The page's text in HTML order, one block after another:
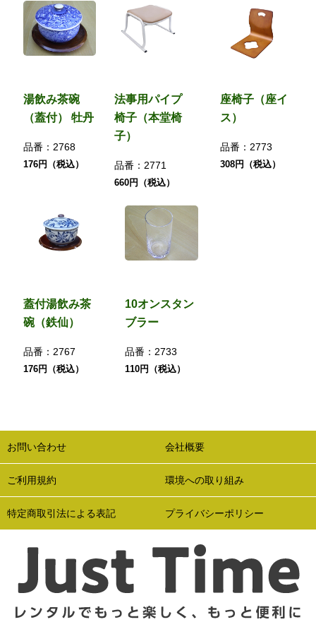
湯飲み茶碗
（蓋付） 牡丹
品番： 2768
176円（税込）
法事用パイプ
椅子（本堂椅
子）
品番：2771
660円（税込）
座椅子（座イ
ス）
品番：2773
308円（税込）
蓋付湯飲み茶
碗（鉄仙）
品番： 2767
176円（税込）
10オンスタン
ブラー
品番：2733
110円（税込）
お問い合わせ 会社概要
ご利用規約 環境への取り組み
特定商取引法による表記 プライバシーポリシー